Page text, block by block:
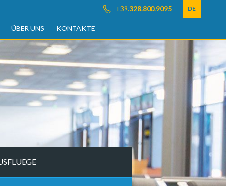
+39.328.800.9095 DE
ÜBER UNS KONTAKTE